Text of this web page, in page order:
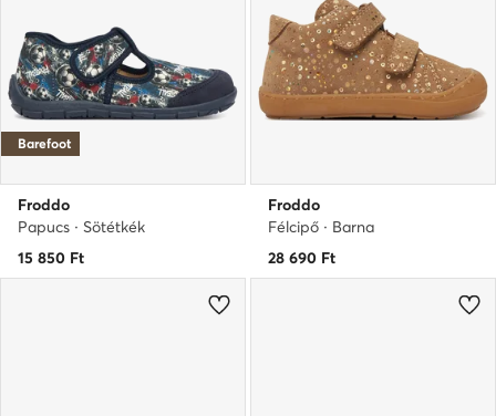
Barefoot
Froddo
Papucs · Sötétkék
15 850 Ft
Froddo
Félcipő · Barna
28 690 Ft